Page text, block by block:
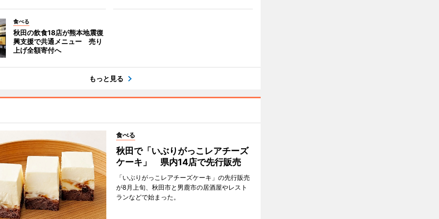
食べる
秋田の飲食18店が熊本地震復
興支援で共通メニュー 売り
上げ全額寄付へ
もっと見る
食べる
秋田で「いぶりがっこレアチーズ
ケーキ」 県内14店で先行販売
「いぶりがっこレアチーズケーキ」の先行販売
が8月上旬、秋田市と男鹿市の居酒屋やレスト
ランなどで始まった。